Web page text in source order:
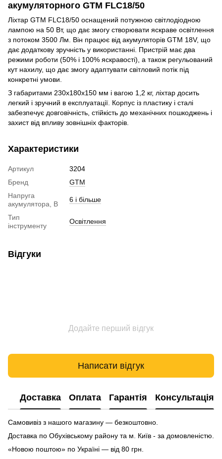
акумуляторного GTM FLC18/50
Ліхтар GTM FLC18/50 оснащений потужною світлодіодною
лампою на 50 Вт, що дає змогу створювати яскраве освітлення
з потоком 3500 Лм. Він працює від акумуляторів GTM 18V, що
дає додаткову зручність у використанні. Пристрій має два
режими роботи (50% і 100% яскравості), а також регульований
кут нахилу, що дає змогу адаптувати світловий потік під
конкретні умови.
З габаритами 230x180x150 мм і вагою 1,2 кг, ліхтар досить
легкий і зручний в експлуатації. Корпус із пластику і сталі
забезпечує довговічність, стійкість до механічних пошкоджень і
захист від впливу зовнішніх факторів.
Характеристики
Артикул
3204
Бренд
GTM
Напруга
акумулятора, В
6 і більше
Тип
інструменту
Освітлення
Відгуки
Додайте перший відгук
Написати відгук
Доставка Оплата Гарантія Консультація
Самовивіз з нашого магазину — безкоштовно.
Доставка по Обухівському району та м. Київ - за домовленістю.
«Новою поштою» по Україні — від 80 грн.